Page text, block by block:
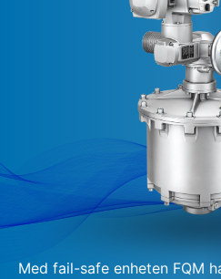
Nordamerika
Med fail-safe enheten FQM